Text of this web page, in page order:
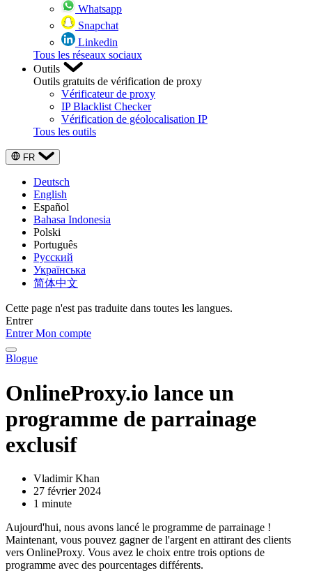
Whatsapp
Snapchat
Linkedin
Tous les réseaux sociaux
Outils
Outils gratuits de vérification de proxy
Vérificateur de proxy
IP Blacklist Checker
Vérification de géolocalisation IP
Tous les outils
FR
Deutsch
English
Español
Bahasa Indonesia
Polski
Português
Русский
Українська
简体中文
Cette page n'est pas traduite dans toutes les langues.
Entrer
EntrerMon compte
Blogue
OnlineProxy.io lance un
programme de parrainage
exclusif
Vladimir Khan
27 février 2024
1 minute
Aujourd'hui, nous avons lancé le programme de parrainage !
Maintenant, vous pouvez gagner de l'argent en attirant des clients
vers OnlineProxy. Vous avez le choix entre trois options de
programme avec des pourcentages différents.